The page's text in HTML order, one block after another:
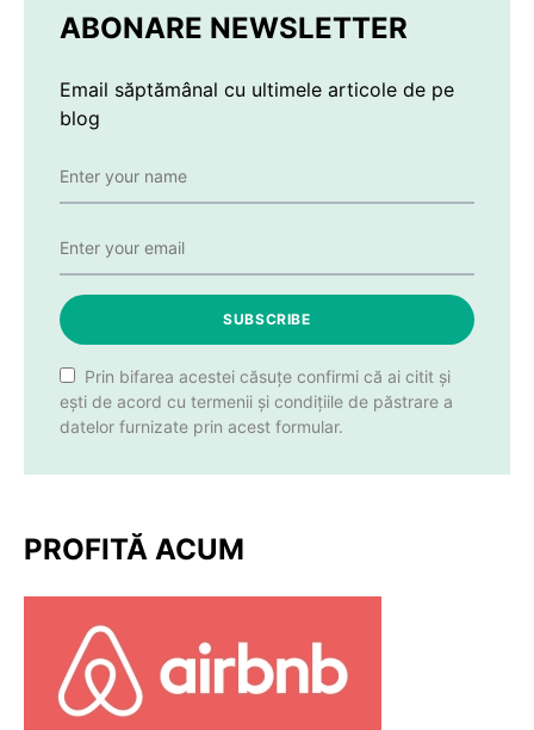
ABONARE NEWSLETTER
Email săptămânal cu ultimele articole de pe
blog
SUBSCRIBE
Prin bifarea acestei căsuțe confirmi că ai citit și
ești de acord cu termenii și condițiile de păstrare a
datelor furnizate prin acest formular.
PROFITĂ ACUM